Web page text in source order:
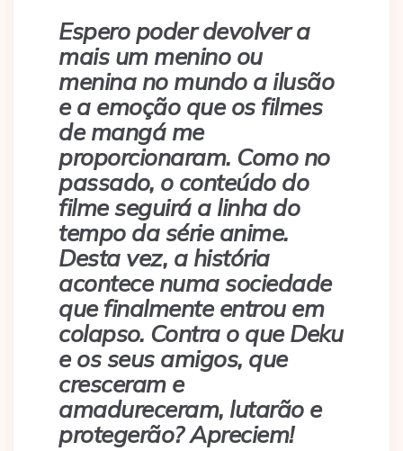
Espero poder devolver a
mais um menino ou
menina no mundo a ilusão
e a emoção que os filmes
de mangá me
proporcionaram. Como no
passado, o conteúdo do
filme seguirá a linha do
tempo da série anime.
Desta vez, a história
acontece numa sociedade
que finalmente entrou em
colapso. Contra o que Deku
e os seus amigos, que
cresceram e
amadureceram, lutarão e
protegerão? Apreciem!